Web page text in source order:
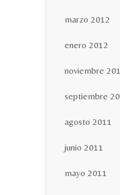
marzo 2012
enero 2012
noviembre
septiembre
agosto 2011
junio 2011
mayo 2011